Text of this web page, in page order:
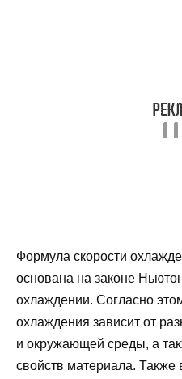
Формула скорости
основана на законе
охлаждении. Согласно
охлаждения зависит от
и окружающей среды, а
свойств материала. Также